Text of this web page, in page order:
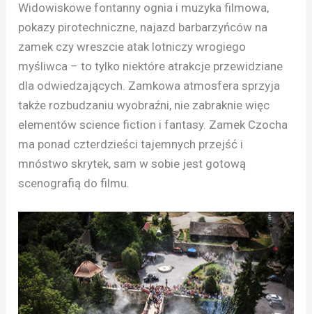
Widowiskowe fontanny ognia i muzyka filmowa,
pokazy pirotechniczne, najazd barbarzyńców na
zamek czy wreszcie atak lotniczy wrogiego
myśliwca – to tylko niektóre atrakcje przewidziane
dla odwiedzających. Zamkowa atmosfera sprzyja
także rozbudzaniu wyobraźni, nie zabraknie więc
elementów science fiction i fantasy. Zamek Czocha
ma ponad czterdzieści tajemnych przejść i
mnóstwo skrytek, sam w sobie jest gotową
scenografią do filmu.